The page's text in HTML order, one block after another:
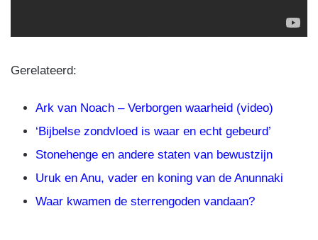
Gerelateerd:
Ark van Noach – Verborgen waarheid (video)
‘Bijbelse zondvloed is waar en echt gebeurd’
Stonehenge en andere staten van bewustzijn
Uruk en Anu, vader en koning van de Anunnaki
Waar kwamen de sterrengoden vandaan?